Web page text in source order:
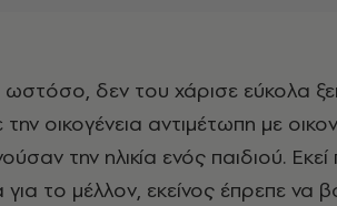
οικογένεια αντιμέτωπη με
την ηλικία ενός παιδιού.
για το μέλλον, εκείνος έπρεπε να